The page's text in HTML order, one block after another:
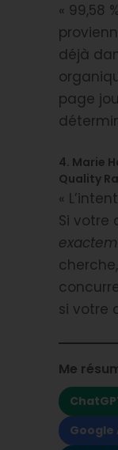
« 99,58
déjà
page
4. Marie
Quality
«
Si votre
si votre
Me
Google